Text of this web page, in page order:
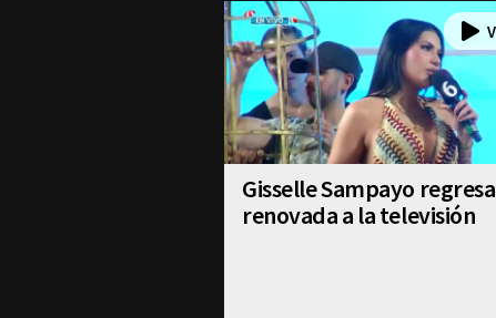
Gisselle Sampayo regresa
renovada a la televisión